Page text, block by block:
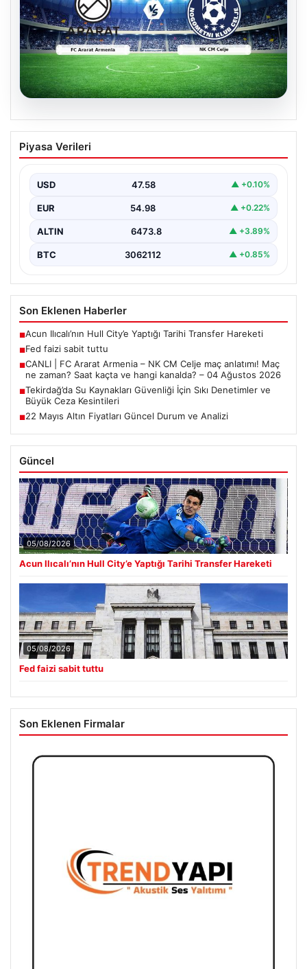
CANLI | FC Ararat Armenia – NK CM
Celje maç anlatımı! Maç ne zaman?
Ağustos 2026
Piyasa Verileri
USD 47.58 ▲ +0.10%
EUR 54.98 ▲ +0.22%
ALTIN 6473.8 ▲ +3.89%
BTC 3062112 ▲ +0.85%
Son Eklenen Haberler
■Acun Ilıcalı’nın Hull City’e Yaptığı Tarihi Transfer Hareketi
■Fed faizi sabit tuttu
■CANLI | FC Ararat Armenia – NK CM Celje maç anlatımı! Maç
ne zaman? Saat kaçta ve hangi kanalda? – 04 Ağustos 2026
■Tekirdağ’da Su Kaynakları Güvenliği İçin Sıkı Denetimler ve
Büyük Ceza Kesintileri
■22 Mayıs Altın Fiyatları Güncel Durum ve Analizi
Güncel
05/08/2026
Acun Ilıcalı’nın Hull City’e Yaptığı Tarihi Transfer Hareketi
05/08/2026
Fed faizi sabit tuttu
Son Eklenen Firmalar